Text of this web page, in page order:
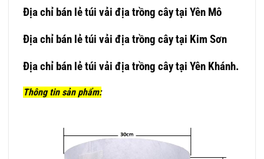
Địa chỉ bán lẻ túi vải địa trồng cây tại Yên Mô
Địa chỉ bán lẻ túi vải địa trồng cây tại Kim Sơn
Địa chỉ bán lẻ túi vải địa trồng cây tại Yên Khánh.
Thông tin sản phẩm: